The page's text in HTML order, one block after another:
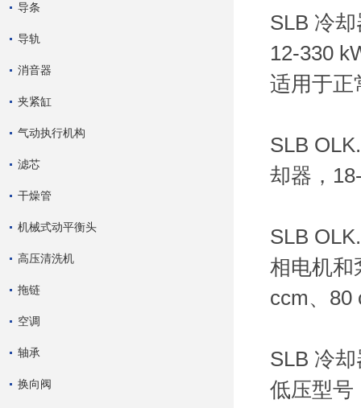
导条
导轨
消音器
夹紧缸
气动执行机构
滤芯
干燥管
机械式动平衡头
高压清洗机
拖链
空调
轴承
换向阀
SLB 冷
12-330
适用于正
SLB
却器，
SLB
相电机和
ccm、80
SLB 冷
低压型号